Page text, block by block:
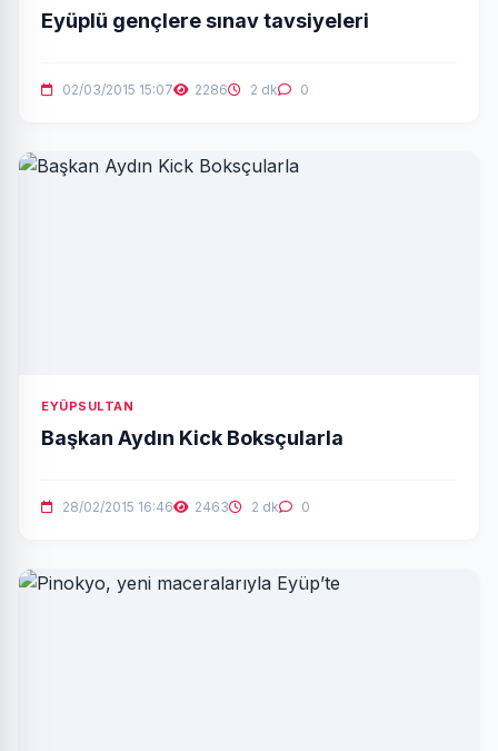
Eyüplü gençlere sınav tavsiyeleri
02/03/2015 15:07 2286 2 dk 0
EYÜPSULTAN
Başkan Aydın Kick Boksçularla
28/02/2015 16:46 2463 2 dk 0